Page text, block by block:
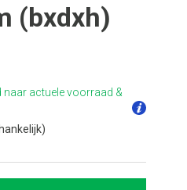
(bxdxh)
naar actuele voorraad &